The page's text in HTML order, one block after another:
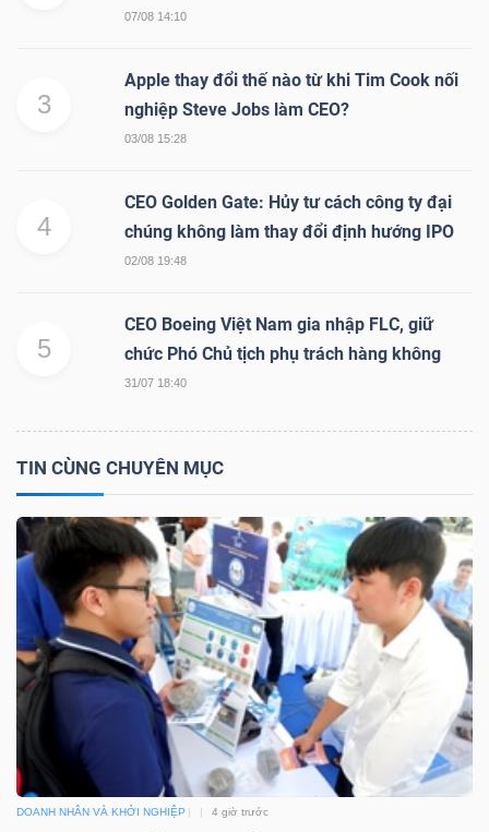
07/08 14:10
3
Apple thay đổi thế nào từ khi Tim Cook nối
nghiệp Steve Jobs làm CEO?
03/08 15:28
4
CEO Golden Gate: Hủy tư cách công ty đại
chúng không làm thay đổi định hướng IPO
02/08 19:48
5
CEO Boeing Việt Nam gia nhập FLC, giữ
chức Phó Chủ tịch phụ trách hàng không
31/07 18:40
TIN CÙNG CHUYÊN MỤC
DOANH NHÂN VÀ KHỞI NGHIỆP 4 giờ trước